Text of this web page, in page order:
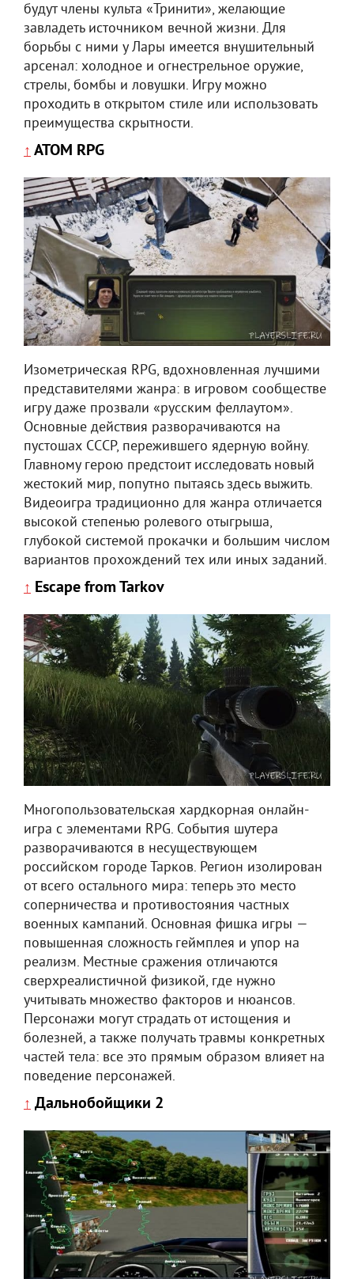
будут члены культа «Тринити», желающие
завладеть источником вечной жизни. Для
борьбы с ними у Лары имеется внушительный
арсенал: холодное и огнестрельное оружие,
стрелы, бомбы и ловушки. Игру можно
проходить в открытом стиле или использовать
преимущества скрытности.
↑ATOM RPG
Изометрическая RPG, вдохновленная лучшими
представителями жанра: в игровом сообществе
игру даже прозвали «русским феллаутом».
Основные действия разворачиваются на
пустошах СССР, пережившего ядерную войну.
Главному герою предстоит исследовать новый
жестокий мир, попутно пытаясь здесь выжить.
Видеоигра традиционно для жанра отличается
высокой степенью ролевого отыгрыша,
глубокой системой прокачки и большим числом
вариантов прохождений тех или иных заданий.
↑ Escape from Tarkov
Многопользовательская хардкорная онлайн-
игра с элементами RPG. События шутера
разворачиваются в несуществующем
российском городе Тарков. Регион изолирован
от всего остального мира: теперь это место
соперничества и противостояния частных
военных кампаний. Основная фишка игры —
повышенная сложность геймплея и упор на
реализм. Местные сражения отличаются
сверхреалистичной физикой, где нужно
учитывать множество факторов и нюансов.
Персонажи могут страдать от истощения и
болезней, а также получать травмы конкретных
частей тела: все это прямым образом влияет на
поведение персонажей.
↑ Дальнобойщики 2